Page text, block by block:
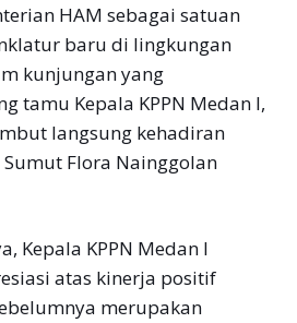
HAM sebagai satuan
baru di lingkungan
kunjungan yang
tamu Kepala KPPN Medan I,
langsung kehadiran
Flora Nainggolan
Kepala KPPN Medan I
atas kinerja positif
merupakan